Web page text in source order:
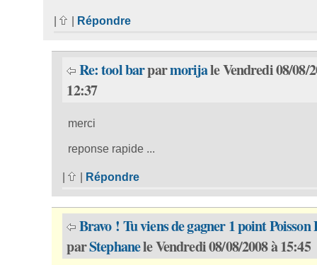
Répondre
Re: tool barparmorijale Vendredi 08/08/
12:37
merci
reponse rapide ...
| Répondre
Bravo ! Tu viens de gagner 1 point Poisson
parStephanele Vendredi 08/08/2008 à 15:45